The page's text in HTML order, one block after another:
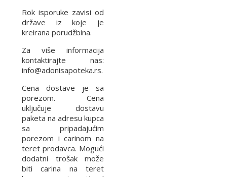
Rok isporuke zavisi od
države iz koje je
kreirana porudžbina.
Za više informacija
kontaktirajte nas:
info@adonisapoteka.rs.
Cena dostave je sa
porezom. Cena
uključuje dostavu
paketa na adresu kupca
sa pripadajućim
porezom i carinom na
teret prodavca. Mogući
dodatni trošak može
biti carina na teret